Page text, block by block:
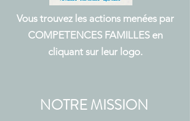
Vous trouvez les actions menées par
COMPETENCES FAMILLES en
cliquant sur leur logo.
NOTRE MISSION